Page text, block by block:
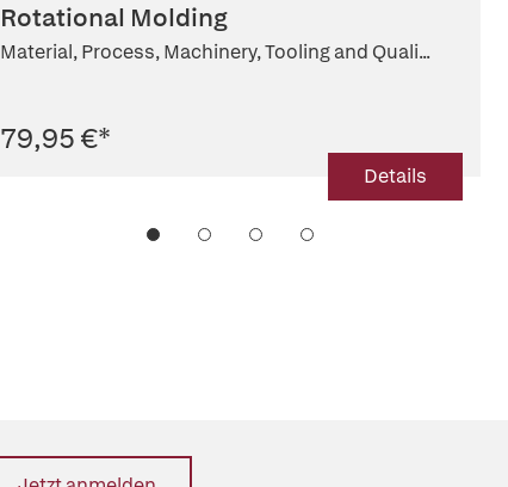
Rotational Molding
Material, Process, Machinery, Tooling and Quali...
79,95 €*
Details